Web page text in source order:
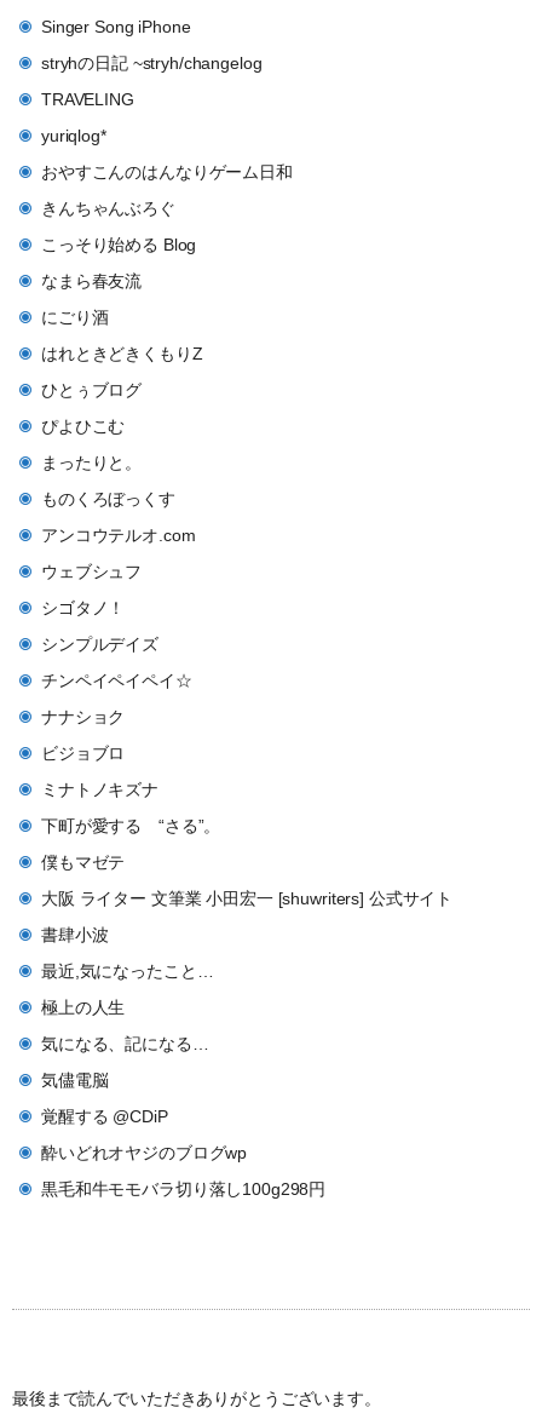
Singer Song iPhone
stryhの日記 ~stryh/changelog
TRAVELING
yuriqlog*
おやすこんのはんなりゲーム日和
きんちゃんぶろぐ
こっそり始める Blog
なまら春友流
にごり酒
はれときどきくもりZ
ひとぅブログ
ぴよひこむ
まったりと。
ものくろぼっくす
アンコウテルオ.com
ウェブシュフ
シゴタノ！
シンプルデイズ
チンペイペイペイ☆
ナナショク
ビジョブロ
ミナトノキズナ
下町が愛する “さる”。
僕もマゼテ
大阪 ライター 文筆業 小田宏一 [shuwriters] 公式サイト
書肆小波
最近,気になったこと…
極上の人生
気になる、記になる…
気儘電脳
覚醒する @CDiP
酔いどれオヤジのブログwp
黒毛和牛モモバラ切り落し100g298円
最後まで読んでいただきありがとうございます。